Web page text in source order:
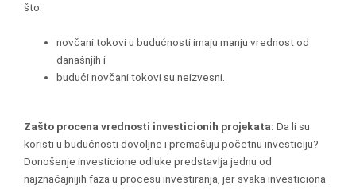
što:
novčani tokovi u budućnosti imaju manju vrednost od
današnjih i
budući novčani tokovi su neizvesni.
Zašto procena vrednosti investicionih projekata: Da li su
koristi u budućnosti dovoljne i premašuju početnu investiciju?
Donošenje investicione odluke predstavlja jednu od
najznačajnijih faza u procesu investiranja, jer svaka investiciona